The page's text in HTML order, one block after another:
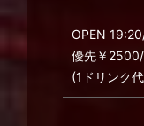
OPEN
優先￥
(1ドリンク